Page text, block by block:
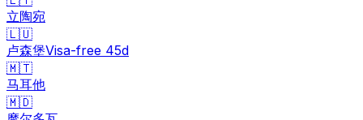
立陶宛
🇱🇺
卢森堡Visa-free 45d
🇲🇹
马耳他
🇲🇩